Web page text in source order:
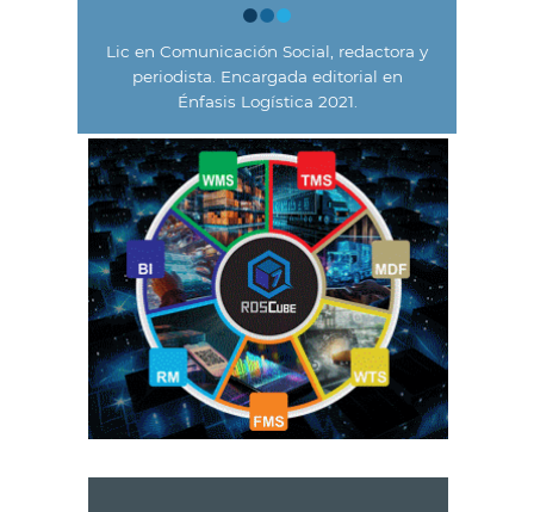
Lic en Comunicación Social, redactora y
periodista. Encargada editorial en
Énfasis Logística 2021.